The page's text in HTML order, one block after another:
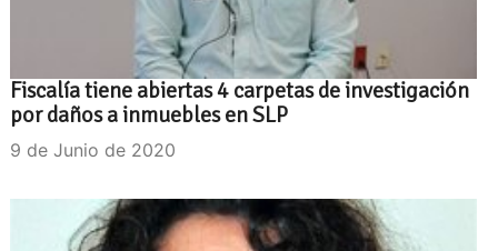
Fiscalía tiene abiertas 4 carpetas de investigación
por daños a inmuebles en SLP
9 de Junio de 2020